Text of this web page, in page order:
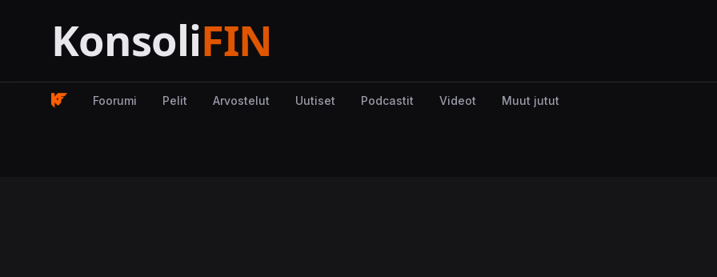
Foorumi Pelit Arvostelut Uutiset Podcastit Videot Muut jutut